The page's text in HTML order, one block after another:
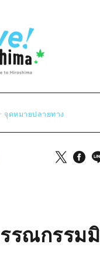
รายการ
คำแนะนำ
นจักรยาน
ปิ้ง
ายการ
มือ Dive! Hiroshima
โรชิม่า โมชิ โมชิ ทราเวล
รรอง
งสิ่งอำนวยความสะดวก
ตั๋วเที่ยวคุ้มค่า
และจัดส่งสัมภาระ
จุดหมายปลายทาง
รณกรรมมิ